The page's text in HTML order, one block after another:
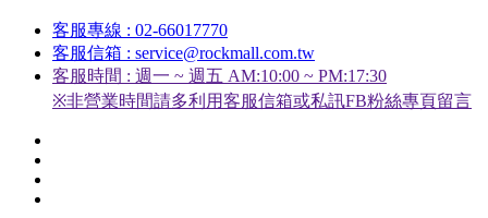
客服專線 : 02-66017770
客服信箱 : service@rockmall.com.tw
客服時間 : 週一 ~ 週五 AM:10:00 ~ PM:17:30
※非營業時間請多利用客服信箱或私訊FB粉絲專頁留言